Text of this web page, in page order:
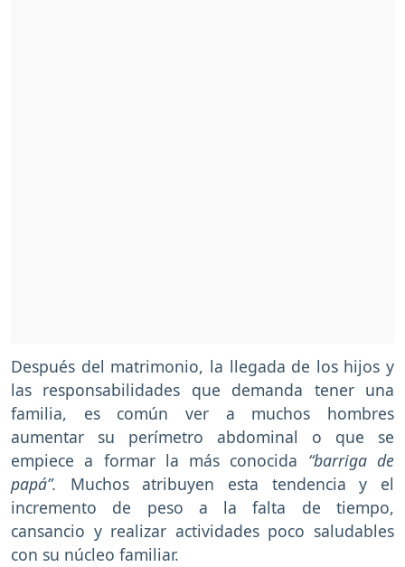
Después del matrimonio, la llegada de los hijos y
las responsabilidades que demanda tener una
familia, es común ver a muchos hombres
aumentar su perímetro abdominal o que se
empiece a formar la más conocida “barriga de
papá”. Muchos atribuyen esta tendencia y el
incremento de peso a la falta de tiempo,
cansancio y realizar actividades poco saludables
con su núcleo familiar.